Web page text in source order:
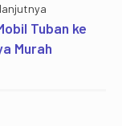
Tuban ke
Murah